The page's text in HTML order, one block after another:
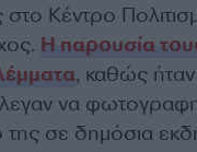
στο Κέντρο
Η παρουσία
, καθώς
να
της σε δημόσια